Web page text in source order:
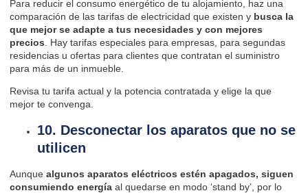
Para reducir el consumo energético de tu alojamiento, haz una
comparación de las tarifas de electricidad que existen y busca la
que mejor se adapte a tus necesidades y con mejores
precios . Hay tarifas especiales para empresas, para segundas
residencias u ofertas para clientes que contratan el suministro
para más de un inmueble.
Revisa tu tarifa actual y la potencia contratada y elige la que
mejor te convenga.
10. Desconectar los aparatos que no se
utilicen
Aunque algunos aparatos eléctricos estén apagados, siguen
consumiendo energía al quedarse en modo ‘stand by’, por lo